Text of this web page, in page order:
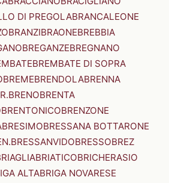
DI PREGOLABRANCALEONE
BRANZIBRAONEBREBBIA
BREGANZEBREGNANO
BREMBATE DI SOPRA
BREMEBRENDOLABRENNA
BRENOBRENTA
BRENTONICOBRENZONE
BRESIMOBRESSANA BOTTARONE
BRESSANVIDOBRESSOBREZ
BRIATICOBRICHERASIO
ALTABRIGA NOVARESE